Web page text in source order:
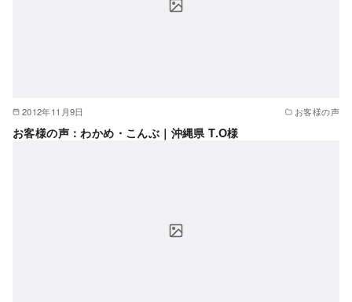
2012年11月9日 お客様の声
お客様の声：わかめ・こんぶ｜沖縄県 T.O様